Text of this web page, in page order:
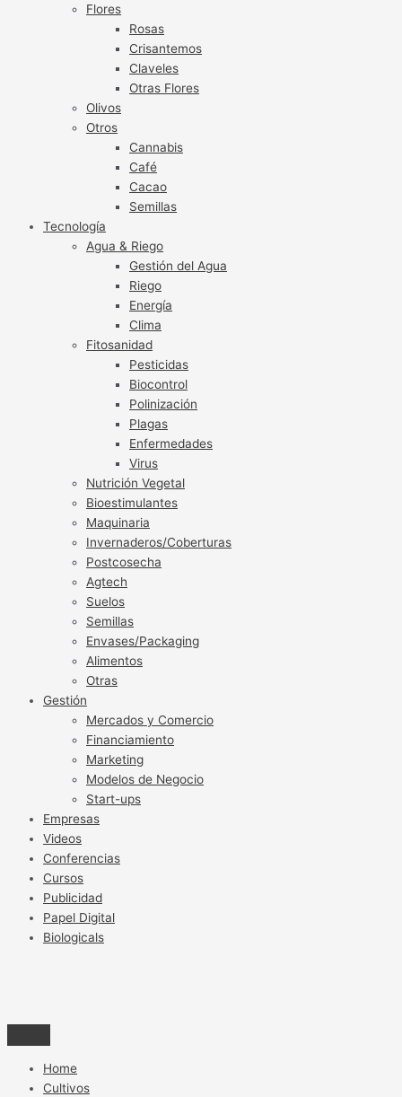
Flores
Rosas
Crisantemos
Claveles
Otras Flores
Olivos
Otros
Cannabis
Café
Cacao
Semillas
Tecnología
Agua & Riego
Gestión del Agua
Riego
Energía
Clima
Fitosanidad
Pesticidas
Biocontrol
Polinización
Plagas
Enfermedades
Virus
Nutrición Vegetal
Bioestimulantes
Maquinaria
Invernaderos/Coberturas
Postcosecha
Agtech
Suelos
Semillas
Envases/Packaging
Alimentos
Otras
Gestión
Mercados y Comercio
Financiamiento
Marketing
Modelos de Negocio
Start-ups
Empresas
Videos
Conferencias
Cursos
Publicidad
Papel Digital
Biologicals
Home
Cultivos